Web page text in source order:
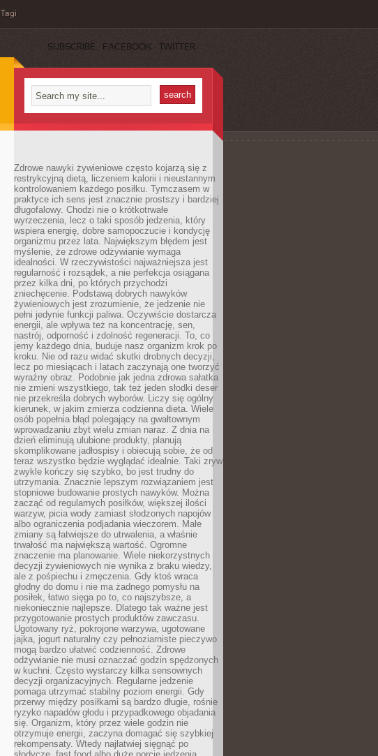
Tagi
SUBSCRIBE FACEBOOK TWITTER
Zdrowe nawyki żywieniowe często kojarzą się z
restrykcyjną dietą, liczeniem kalorii i nieustannym
kontrolowaniem każdego posiłku. Tymczasem w
praktyce ich sens jest znacznie prostszy i bardziej
długofalowy. Chodzi nie o krótkotrwałe
wyrzeczenia, lecz o taki sposób jedzenia, który
wspiera energię, dobre samopoczucie i kondycję
organizmu przez lata. Największym błędem jest
myślenie, że zdrowe odżywianie wymaga
idealności. W rzeczywistości najważniejsza jest
regularność i rozsądek, a nie perfekcja osiągana
przez kilka dni, po których przychodzi
zniechęcenie. Podstawą dobrych nawyków
żywieniowych jest zrozumienie, że jedzenie nie
pełni jedynie funkcji paliwa. Oczywiście dostarcza
energii, ale wpływa też na koncentrację, sen,
nastrój, odporność i zdolność regeneracji. To, co
jemy każdego dnia, buduje nasz organizm krok po
kroku. Nie od razu widać skutki drobnych decyzji,
lecz po miesiącach i latach zaczynają one tworzyć
wyraźny obraz. Podobnie jak jedna zdrowa sałatka
nie zmieni wszystkiego, tak też jeden słodki deser
nie przekreśla dobrych wyborów. Liczy się ogólny
kierunek, w jakim zmierza codzienna dieta. Wiele
osób popełnia błąd polegający na gwałtownym
wprowadzaniu zbyt wielu zmian naraz. Z dnia na
dzień eliminują ulubione produkty, planują
skomplikowane jadłospisy i obiecują sobie, że od
teraz wszystko będzie wyglądać idealnie. Taki zryw
zwykle kończy się szybko, bo jest trudny do
utrzymania. Znacznie lepszym rozwiązaniem jest
stopniowe budowanie prostych nawyków. Można
zacząć od regularnych posiłków, większej ilości
warzyw, picia wody zamiast słodzonych napojów
albo ograniczenia podjadania wieczorem. Małe
zmiany są łatwiejsze do utrwalenia, a właśnie
trwałość ma największą wartość. Ogromne
znaczenie ma planowanie. Wiele niekorzystnych
decyzji żywieniowych nie wynika z braku wiedzy,
ale z pośpiechu i zmęczenia. Gdy ktoś wraca
głodny do domu i nie ma żadnego pomysłu na
posiłek, łatwo sięga po to, co najszybsze, a
niekoniecznie najlepsze. Dlatego tak ważne jest
przygotowanie prostych produktów zawczasu.
Ugotowany ryż, pokrojone warzywa, ugotowane
jajka, jogurt naturalny czy pełnoziarniste pieczywo
mogą bardzo ułatwić codzienność. Zdrowe
odżywianie nie musi oznaczać godzin spędzonych
w kuchni. Często wystarczy kilka sensownych
decyzji organizacyjnych. Regularne jedzenie
pomaga utrzymać stabilny poziom energii. Gdy
przerwy między posiłkami są bardzo długie, rośnie
ryzyko napadów głodu i przypadkowego objadania
się. Organizm, który przez wiele godzin nie
otrzymuje energii, zaczyna domagać się szybkiej
rekompensaty. Wtedy najłatwiej sięgnąć po